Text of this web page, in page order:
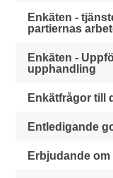
Enkäten -
partiernas
Enkäten -
upphandling
Enkätfrågor till
Entledigande
Erbjudande